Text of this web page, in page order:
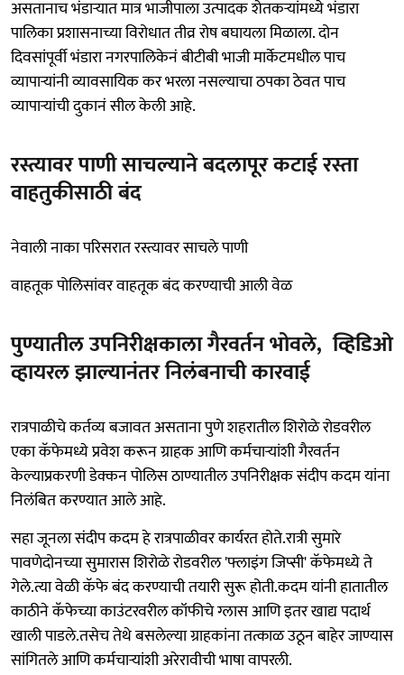
असतानाच भंडाऱ्यात मात्र भाजीपाला उत्पादक शेतकऱ्यांमध्ये भंडारा
पालिका प्रशासनाच्या विरोधात तीव्र रोष बघायला मिळाला. दोन
दिवसांपूर्वी भंडारा नगरपालिकेनं बीटीबी भाजी मार्केटमधील पाच
व्यापाऱ्यांनी व्यावसायिक कर भरला नसल्याचा ठपका ठेवत पाच
व्यापाऱ्यांची दुकानं सील केली आहे.
रस्त्यावर पाणी साचल्याने बदलापूर कटाई रस्ता
वाहतुकीसाठी बंद
नेवाली नाका परिसरात रस्त्यावर साचले पाणी
वाहतूक पोलिसांवर वाहतूक बंद करण्याची आली वेळ
पुण्यातील उपनिरीक्षकाला गैरवर्तन भोवले, व्हिडिओ
व्हायरल झाल्यानंतर निलंबनाची कारवाई
रात्रपाळीचे कर्तव्य बजावत असताना पुणे शहरातील शिरोळे रोडवरील
एका कॅफेमध्ये प्रवेश करून ग्राहक आणि कर्मचाऱ्यांशी गैरवर्तन
केल्याप्रकरणी डेक्कन पोलिस ठाण्यातील उपनिरीक्षक संदीप कदम यांना
निलंबित करण्यात आले आहे.
सहा जूनला संदीप कदम हे रात्रपाळीवर कार्यरत होते.रात्री सुमारे
पावणेदोनच्या सुमारास शिरोळे रोडवरील 'फ्लाइंग जिप्सी' कॅफेमध्ये ते
गेले.त्या वेळी कॅफे बंद करण्याची तयारी सुरू होती.कदम यांनी हातातील
काठीने कॅफेच्या काउंटरवरील कॉफीचे ग्लास आणि इतर खाद्य पदार्थ
खाली पाडले.तसेच तेथे बसलेल्या ग्राहकांना तत्काळ उठून बाहेर जाण्यास
सांगितले आणि कर्मचाऱ्यांशी अरेरावीची भाषा वापरली.